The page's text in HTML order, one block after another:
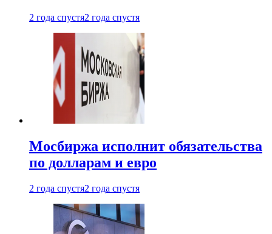
2 года спустя2 года спустя
Мосбиржа исполнит обязательства
по долларам и евро
2 года спустя2 года спустя